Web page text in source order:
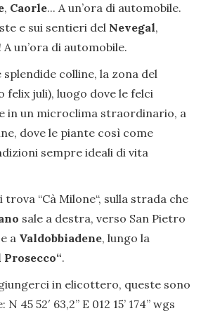
, Caorle... A un’ora di automobile.
e sui sentieri del Nevegal,
! A un’ora di automobile.
colline, la zona del
felix juli), luogo dove le felci
in un microclima straordinario, a
dove le piante così come
sempre ideali di vita
trova “Cà Milone“, sulla strada che
sale a destra, verso San Pietro
a Valdobbiadene, lungo la
Prosecco“.
in elicottero, queste sono
45 52′ 63,2” E 012 15’ 174’’ wgs